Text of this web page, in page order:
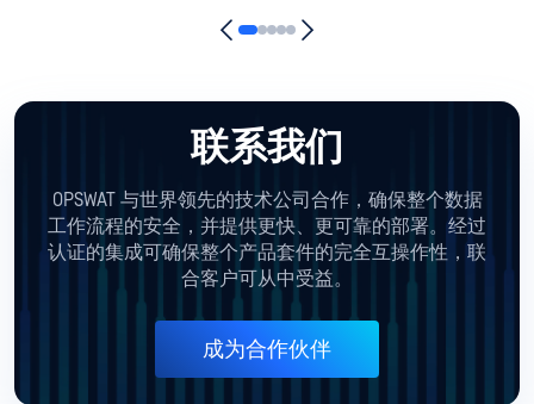
联系我们
OPSWAT 与世界领先的技术公司合作，确保整个数据
工作流程的安全，并提供更快、更可靠的部署。经过
认证的集成可确保整个产品套件的完全互操作性，联
合客户可从中受益。
成为合作伙伴